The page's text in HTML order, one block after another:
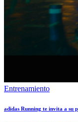
Entrenamiento
adidas Running te invita a su